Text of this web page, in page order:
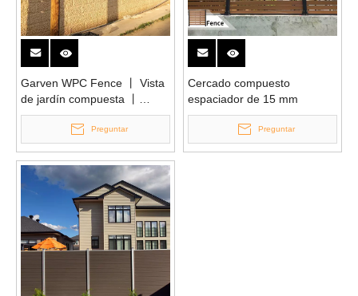
Garven WPC Fence 丨 Vista
de jardín compuesta 丨
Mexytech
Preguntar
Cercado compuesto
espaciador de 15 mm
Preguntar